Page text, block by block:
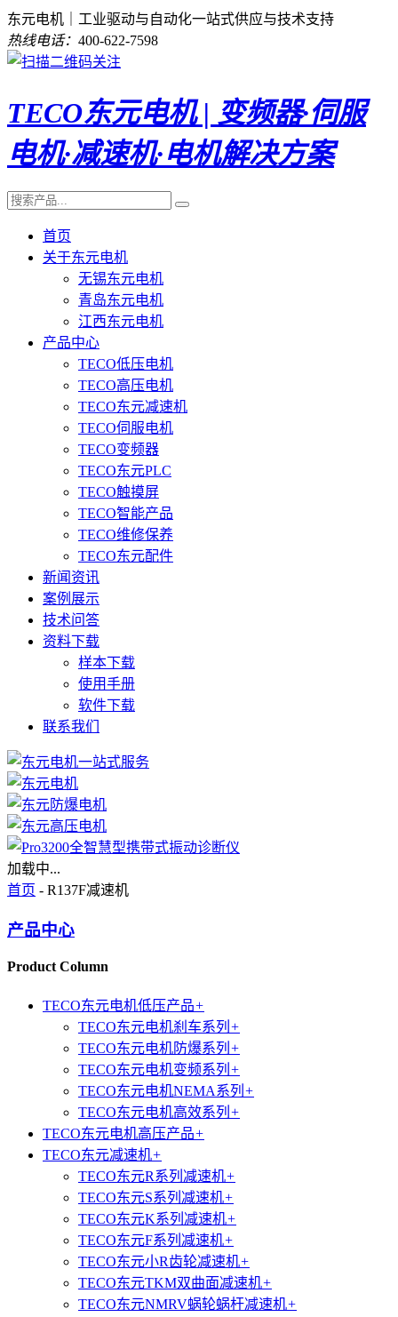
东元电机｜工业驱动与自动化一站式供应与技术支持
热线电话： 400-622-7598
TECO东元电机 | 变频器·伺服
电机·减速机·电机解决方案
首页
关于东元电机
无锡东元电机
青岛东元电机
江西东元电机
产品中心
TECO低压电机
TECO高压电机
TECO东元减速机
TECO伺服电机
TECO变频器
TECO东元PLC
TECO触摸屏
TECO智能产品
TECO维修保养
TECO东元配件
新闻资讯
案例展示
技术问答
资料下载
样本下载
使用手册
软件下载
联系我们
加载中...
首页 - R137F减速机
产品中心
Product Column
TECO东元电机低压产品+
TECO东元电机刹车系列 +
TECO东元电机防爆系列 +
TECO东元电机变频系列 +
TECO东元电机NEMA系列 +
TECO东元电机高效系列 +
TECO东元电机高压产品+
TECO东元减速机+
TECO东元R系列减速机+
TECO东元S系列减速机+
TECO东元K系列减速机+
TECO东元F系列减速机+
TECO东元小R齿轮减速机+
TECO东元TKM双曲面减速机+
TECO东元NMRV蜗轮蜗杆减速机+